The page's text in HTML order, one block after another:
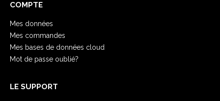
COMPTE
Mes données
Mes commandes
Mes bases de données cloud
Mot de passe oublié?
LE SUPPORT